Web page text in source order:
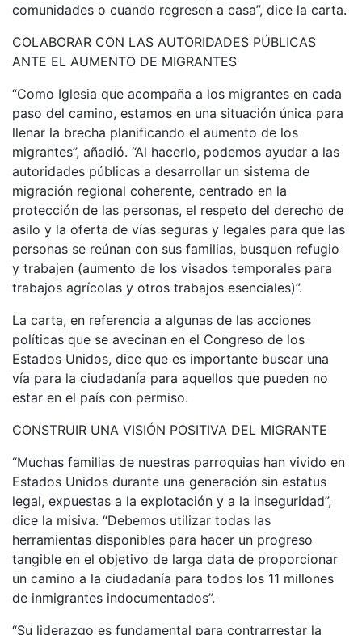
comunidades o cuando regresen a casa”, dice la carta.
COLABORAR CON LAS AUTORIDADES PÚBLICAS
ANTE EL AUMENTO DE MIGRANTES
“Como Iglesia que acompaña a los migrantes en cada
paso del camino, estamos en una situación única para
llenar la brecha planificando el aumento de los
migrantes”, añadió. “Al hacerlo, podemos ayudar a las
autoridades públicas a desarrollar un sistema de
migración regional coherente, centrado en la
protección de las personas, el respeto del derecho de
asilo y la oferta de vías seguras y legales para que las
personas se reúnan con sus familias, busquen refugio
y trabajen (aumento de los visados temporales para
trabajos agrícolas y otros trabajos esenciales)”.
La carta, en referencia a algunas de las acciones
políticas que se avecinan en el Congreso de los
Estados Unidos, dice que es importante buscar una
vía para la ciudadanía para aquellos que pueden no
estar en el país con permiso.
CONSTRUIR UNA VISIÓN POSITIVA DEL MIGRANTE
“Muchas familias de nuestras parroquias han vivido en
Estados Unidos durante una generación sin estatus
legal, expuestas a la explotación y a la inseguridad”,
dice la misiva. “Debemos utilizar todas las
herramientas disponibles para hacer un progreso
tangible en el objetivo de larga data de proporcionar
un camino a la ciudadanía para todos los 11 millones
de inmigrantes indocumentados”.
“Su liderazgo es fundamental para contrarrestar la